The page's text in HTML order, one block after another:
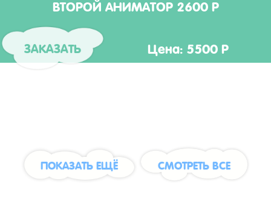
ЗАКАЗАТЬ Цена: 5500 Р
ПОКАЗАТЬ ЕЩЁ СМОТРЕТЬ ВСЕ